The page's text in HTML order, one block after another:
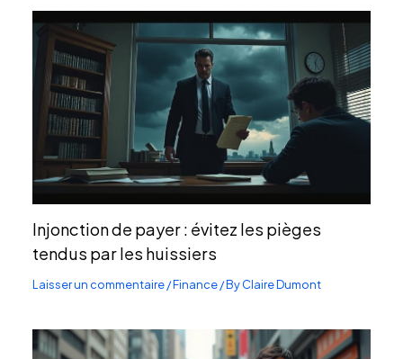
Injonction de payer : évitez les pièges
tendus par les huissiers
Laisser un commentaire/Finance/ ByClaire Dumont